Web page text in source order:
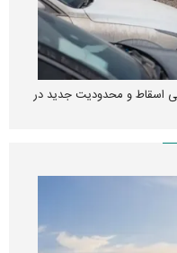
اسقاط و محدودیت جدید در